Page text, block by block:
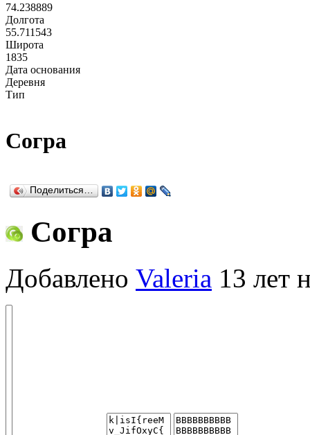
74.238889
Долгота
55.711543
Широта
1835
Дата основания
Деревня
Тип
Согра
Поделиться…
Согра
Добавлено Valeria 13 лет